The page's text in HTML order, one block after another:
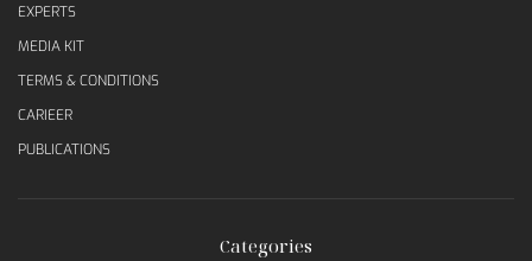
EXPERTS
MEDIA KIT
TERMS & CONDITIONS
CARIEER
PUBLICATIONS
Categories